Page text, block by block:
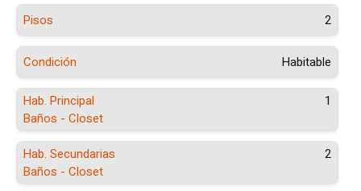
Pisos 2
Condición Habitable
Hab. Principal
1
Baños - Closet
Hab. Secundarias
2
Baños - Closet